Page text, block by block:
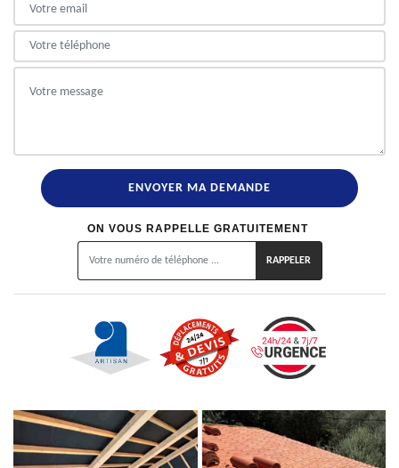
ON VOUS RAPPELLE GRATUITEMENT